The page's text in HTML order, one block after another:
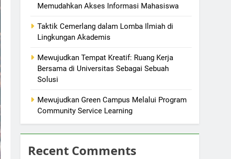
Memudahkan Akses Informasi Mahasiswa
Taktik Cemerlang dalam Lomba Ilmiah di
Lingkungan Akademis
Mewujudkan Tempat Kreatif: Ruang Kerja
Bersama di Universitas Sebagai Sebuah
Solusi
Mewujudkan Green Campus Melalui Program
Community Service Learning
Recent Comments